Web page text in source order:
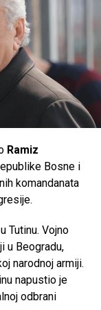
Ramiz
Bosne i
komandanata
Tutinu. Vojno
u Beogradu,
narodnoj armiji.
napustio je
odbrani